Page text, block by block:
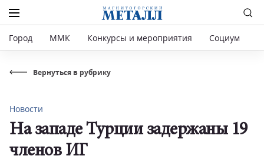
Город ММК Конкурсы и мероприятия Социум
Вернуться в рубрику
Новости
На западе Турции задержаны 19
членов ИГ